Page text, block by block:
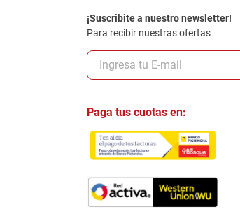
¡Suscribite a nuestro newsletter!
Para recibir nuestras ofertas
Paga tus cuotas en: